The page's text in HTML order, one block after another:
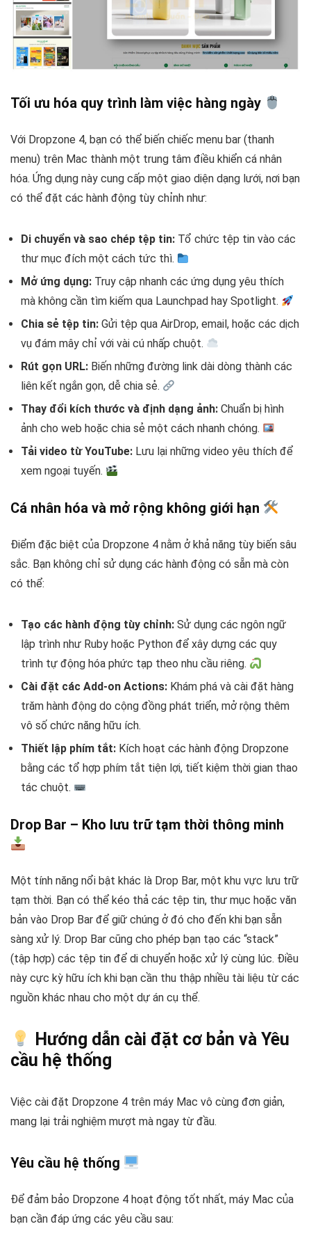
Tối ưu hóa quy trình làm việc hàng ngày
Với Dropzone 4, bạn có thể biến chiếc menu bar (thanh
menu) trên Mac thành một trung tâm điều khiển cá nhân
hóa. Ứng dụng này cung cấp một giao diện dạng lưới, nơi bạn
có thể đặt các hành động tùy chỉnh như:
Di chuyển và sao chép tệp tin: Tổ chức tệp tin vào các
thư mục đích một cách tức thì.
Mở ứng dụng: Truy cập nhanh các ứng dụng yêu thích
mà không cần tìm kiếm qua Launchpad hay Spotlight.
Chia sẻ tệp tin: Gửi tệp qua AirDrop, email, hoặc các dịch
vụ đám mây chỉ với vài cú nhấp chuột.
Rút gọn URL: Biến những đường link dài dòng thành các
liên kết ngắn gọn, dễ chia sẻ.
Thay đổi kích thước và định dạng ảnh: Chuẩn bị hình
ảnh cho web hoặc chia sẻ một cách nhanh chóng.
Tải video từ YouTube: Lưu lại những video yêu thích để
xem ngoại tuyến.
Cá nhân hóa và mở rộng không giới hạn
Điểm đặc biệt của Dropzone 4 nằm ở khả năng tùy biến sâu
sắc. Bạn không chỉ sử dụng các hành động có sẵn mà còn
có thể:
Tạo các hành động tùy chỉnh: Sử dụng các ngôn ngữ
lập trình như Ruby hoặc Python để xây dựng các quy
trình tự động hóa phức tạp theo nhu cầu riêng.
Cài đặt các Add-on Actions: Khám phá và cài đặt hàng
trăm hành động do cộng đồng phát triển, mở rộng thêm
vô số chức năng hữu ích.
Thiết lập phím tắt: Kích hoạt các hành động Dropzone
bằng các tổ hợp phím tắt tiện lợi, tiết kiệm thời gian thao
tác chuột.
Drop Bar – Kho lưu trữ tạm thời thông minh
Một tính năng nổi bật khác là Drop Bar, một khu vực lưu trữ
tạm thời. Bạn có thể kéo thả các tệp tin, thư mục hoặc văn
bản vào Drop Bar để giữ chúng ở đó cho đến khi bạn sẵn
sàng xử lý. Drop Bar cũng cho phép bạn tạo các “stack”
(tập hợp) các tệp tin để di chuyển hoặc xử lý cùng lúc. Điều
này cực kỳ hữu ích khi bạn cần thu thập nhiều tài liệu từ các
nguồn khác nhau cho một dự án cụ thể.
Hướng dẫn cài đặt cơ bản và Yêu
cầu hệ thống
Việc cài đặt Dropzone 4 trên máy Mac vô cùng đơn giản,
mang lại trải nghiệm mượt mà ngay từ đầu.
Yêu cầu hệ thống
Để đảm bảo Dropzone 4 hoạt động tốt nhất, máy Mac của
bạn cần đáp ứng các yêu cầu sau: